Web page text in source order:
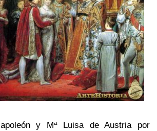
y Mª Luisa de Austria por